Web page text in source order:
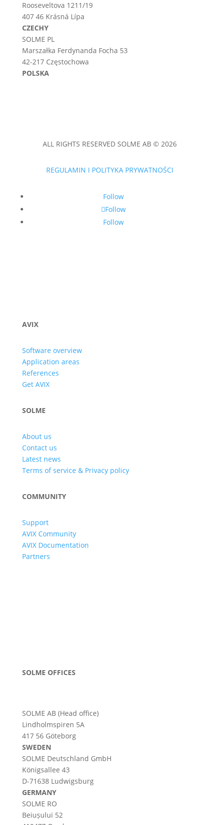
Rooseveltova 1211/19
407 46 Krásná Lípa
CZECHY
SOLME PL
Marszałka Ferdynanda Focha 53
42-217 Częstochowa
POLSKA
ALL RIGHTS RESERVED SOLME AB © 2026
REGULAMIN I POLITYKA PRYWATNOŚCI
Follow
Follow
Follow
AVIX
Software overview
Application areas
References
Get AVIX
SOLME
About us
Contact us
Latest news
Terms of service & Privacy policy
COMMUNITY
Support
AVIX Community
AVIX Documentation
Partners
SOLME OFFICES
SOLME AB (Head office)
Lindholmspiren 5A
417 56 Göteborg
SWEDEN
SOLME Deutschland GmbH
Königsallee 43
D-71638 Ludwigsburg
GERMANY
SOLME RO
Beiușului 52